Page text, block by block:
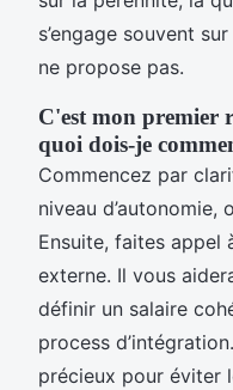
s’engage souvent
ne propose pas.
C'est mon premier
quoi dois-je
Commencez par
niveau
Ensuite, faites appel
externe. Il vous
définir un salaire
process
précieux pour éviter